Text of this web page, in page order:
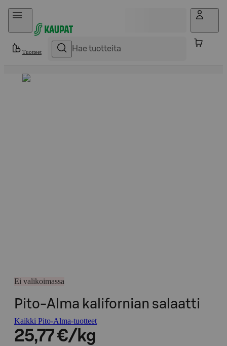
Hyppää sisältöön
Tuotteet
Ei valikoimassa
Pito-Alma kalifornian salaatti
Kaikki Pito-Alma-tuotteet
25,77 €/kg